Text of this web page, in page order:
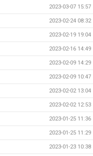
2023-03-07 15:57
2023-02-24 08:32
2023-02-19 19:04
2023-02-16 14:49
2023-02-09 14:29
2023-02-09 10:47
2023-02-02 13:04
2023-02-02 12:53
2023-01-25 11:36
2023-01-25 11:29
2023-01-23 10:38